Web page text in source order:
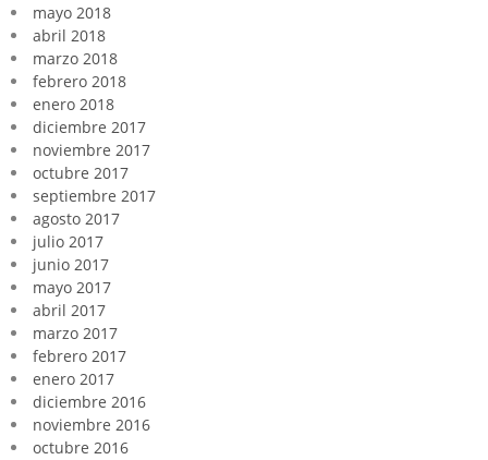
mayo 2018
abril 2018
marzo 2018
febrero 2018
enero 2018
diciembre 2017
noviembre 2017
octubre 2017
septiembre 2017
agosto 2017
julio 2017
junio 2017
mayo 2017
abril 2017
marzo 2017
febrero 2017
enero 2017
diciembre 2016
noviembre 2016
octubre 2016